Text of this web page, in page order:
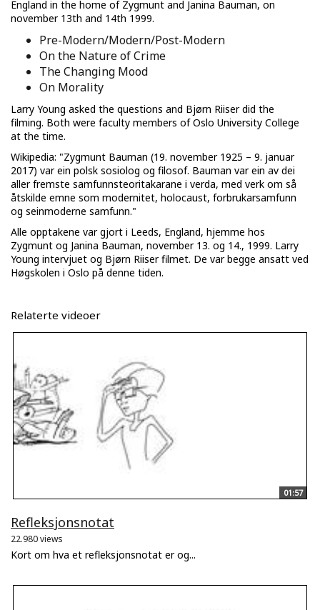
England in the home of Zygmunt and Janina Bauman, on
november 13th and 14th 1999.
Pre-Modern/Modern/Post-Modern
On the Nature of Crime
The Changing Mood
On Morality
Larry Young asked the questions and Bjørn Riiser did the
filming. Both were faculty members of Oslo University College
at the time.
Wikipedia: "Zygmunt Bauman (19. november 1925 – 9. januar
2017) var ein polsk sosiolog og filosof. Bauman var ein av dei
aller fremste samfunnsteoritakarane i verda, med verk om så
åtskilde emne som modernitet, holocaust, forbrukarsamfunn
og seinmoderne samfunn."
Alle opptakene var gjort i Leeds, England, hjemme hos
Zygmunt og Janina Bauman, november 13. og 14., 1999. Larry
Young intervjuet og Bjørn Riiser filmet. De var begge ansatt ved
Høgskolen i Oslo på denne tiden.
Relaterte videoer
01:57
Refleksjonsnotat
22.980 views
Kort om hva et refleksjonsnotat er og...